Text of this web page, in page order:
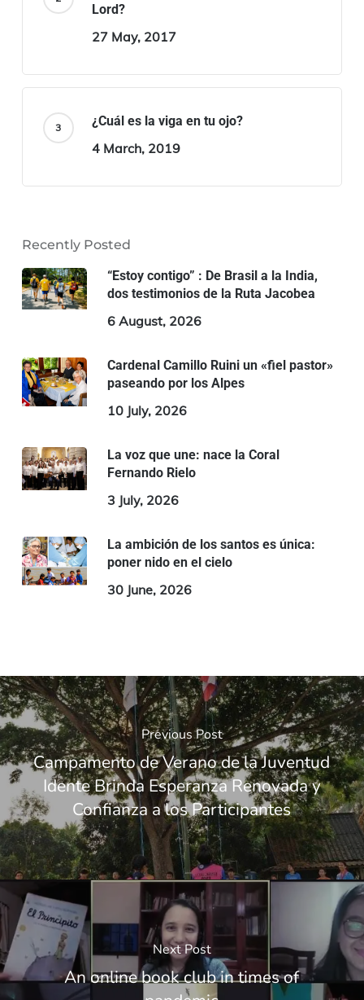
Lord?
27 May, 2017
¿Cuál es la viga en tu ojo?
4 March, 2019
Recently Posted
“Estoy contigo” : De Brasil a la India,
dos testimonios de la Ruta Jacobea
6 August, 2026
Cardenal Camillo Ruini un «fiel pastor»
paseando por los Alpes
10 July, 2026
La voz que une: nace la Coral
Fernando Rielo
3 July, 2026
La ambición de los santos es única:
poner nido en el cielo
30 June, 2026
Previous Post
Campamento de Verano de la Juventud
Idente Brinda Esperanza Renovada y
Confianza a los Participantes
Next Post
An online book club in times of